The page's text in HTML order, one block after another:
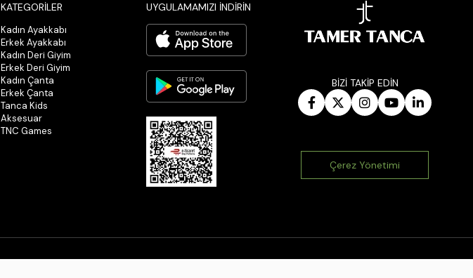
KATEGORİLER
Kadın Ayakkabı
Erkek Ayakkabı
Kadın Deri Giyim
Erkek Deri Giyim
Kadın Çanta
Erkek Çanta
Tanca Kids
Aksesuar
TNC Games
UYGULAMAMIZI İNDİRİN
BİZİ TAKİP EDİN
Çerez Yönetimi